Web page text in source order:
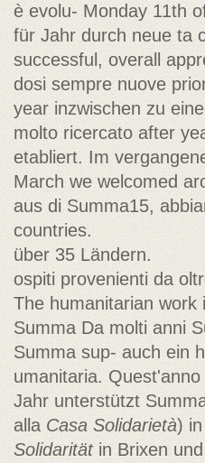
è evolu- Monday 11th
für Jahr durch neue ta
successful, overall
dosi sempre nuove
year inzwischen zu
molto ricercato after
etabliert. Im
March we welcomed
aus di Summa15,
countries.
über 35 Ländern.
ospiti provenienti da
The humanitarian
Summa Da molti anni
Summa sup- auch ein
umanitaria.
Jahr unterstützt
allaCasa Solidarietà)
Solidaritätin Brixen und